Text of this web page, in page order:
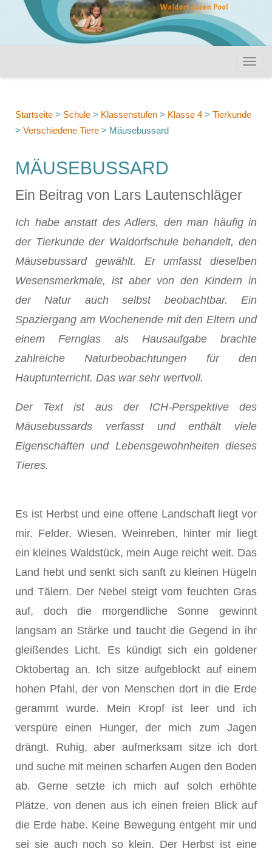
Startseite > Schule > Klassenstufen > Klasse 4 > Tierkunde
> Verschiedene Tiere > Mäusebussard
MÄUSEBUSSARD
Ein Beitrag von Lars Lautenschläger
Ich habe anstatt des Adlers, den man häufig in
der Tierkunde der Waldorfschule behandelt, den
Mäusebussard gewählt. Er umfasst dieselben
Wesensmerkmale, ist aber von den Kindern in
der Natur auch selbst beobachtbar. Ein
Spaziergang am Wochenende mit den Eltern und
einem Fernglas als Hausaufgabe brachte
zahlreiche Naturbeobachtungen für den
Hauptunterricht. Das war sehr wertvoll.
Der Text ist aus der ICH-Perspektive des
Mäusebussards verfasst und enthält viele
Eigenschaften und Lebensgewohnheiten dieses
Tieres.
Es ist Herbst und eine offene Landschaft liegt vor
mir. Felder, Wiesen, Weinreben, hinter mir liegt
ein kleines Waldstück, mein Auge reicht weit. Das
Land hebt und senkt sich sanft zu kleinen Hügeln
und Tälern. Der Nebel steigt vom feuchten Gras
auf, doch die morgendliche Sonne gewinnt
langsam an Stärke und taucht die Gegend in ihr
gleißendes Licht. Es kündigt sich ein goldener
Oktobertag an. Ich sitze aufgeblockt auf einem
hohen Pfahl, der von Menschen dort in die Erde
gerammt wurde. Mein Kropf ist leer und ich
verspüre einen Hunger, der mich zum Jagen
drängt. Ruhig, aber aufmerksam sitze ich dort
und suche mit meinen scharfen Augen den Boden
ab. Gerne setzte ich mich auf solch erhöhte
Plätze, von denen aus ich einen freien Blick auf
die Erde habe. Keine Bewegung entgeht mir und
sei sie auch noch so klein. Der Herbst ist eine